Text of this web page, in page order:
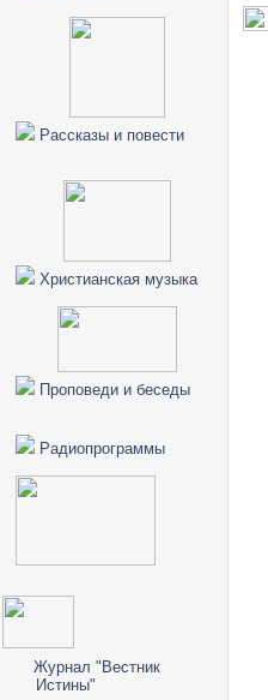
Рассказы и повести
Христианская музыка
Проповеди и беседы
Радиопрограммы
Журнал "Вестник
Истины"